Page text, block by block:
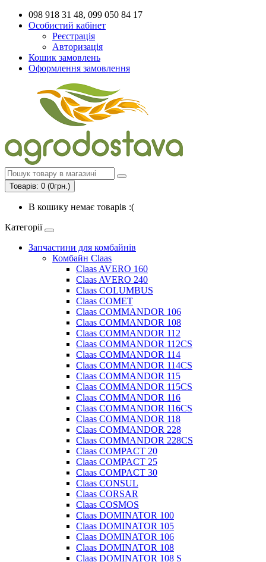
098 918 31 48, 099 050 84 17
Особистий кабінет
Реєстрація
Авторизація
Кошик замовлень
Оформлення замовлення
Товарів: 0 (0грн.)
В кошику немає товарів :(
Категорії
Запчастини для комбайнів
Комбайн Claas
Claas AVERO 160
Claas AVERO 240
Claas COLUMBUS
Claas COMET
Claas COMMANDOR 106
Claas COMMANDOR 108
Claas COMMANDOR 112
Claas COMMANDOR 112CS
Claas COMMANDOR 114
Claas COMMANDOR 114CS
Claas COMMANDOR 115
Claas COMMANDOR 115CS
Claas COMMANDOR 116
Claas COMMANDOR 116CS
Claas COMMANDOR 118
Claas COMMANDOR 228
Claas COMMANDOR 228CS
Claas COMPACT 20
Claas COMPACT 25
Claas COMPACT 30
Claas CONSUL
Claas CORSAR
Claas COSMOS
Claas DOMINATOR 100
Claas DOMINATOR 105
Claas DOMINATOR 106
Claas DOMINATOR 108
Claas DOMINATOR 108 S